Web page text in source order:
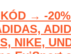
→ -
NIKE,